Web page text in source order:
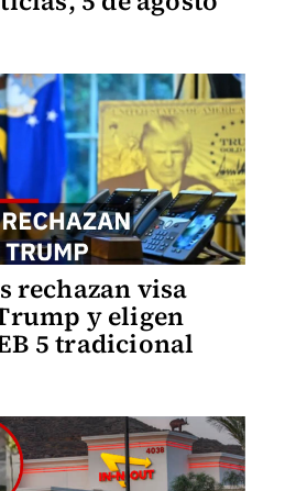
rechazan visa
y eligen
5 tradicional